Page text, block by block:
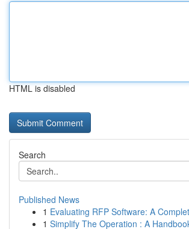
HTML is disabled
Search
Published News
1 Evaluating RFP Software: A
1 Simplify The Operation : A